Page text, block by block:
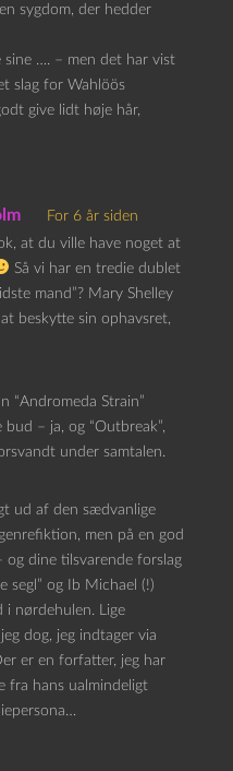
sygdom, der hedder
sine …. – men det har vist
slag for Wahlöös
give lidt høje hår,
For 6 år siden
at du ville have noget at
Så vi har en tredie dublet
mand”? Mary Shelley
beskytte sin ophavsret,
“Andromeda Strain”
– ja, og “Outbreak”,
under samtalen.
ud af den sædvanlige
men på en god
og dine tilsvarende forslag
segl” og Ib Michael (!)
i nørdehulen. Lige
dog, jeg indtager via
er en forfatter, jeg har
fra hans ualmindeligt